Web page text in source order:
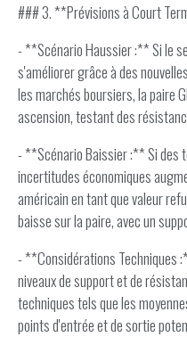
### 3. **Prévisions à Court
- **Scénario Haussier :** Si le
s'améliorer grâce à des
les marchés boursiers, la paire
ascension, testant des
- **Scénario Baissier :** Si des
incertitudes économiques
américain en tant que valeur
baisse sur la paire, avec un
- **Considérations Techniques
niveaux de support et de
techniques tels que les
points d'entrée et de sortie